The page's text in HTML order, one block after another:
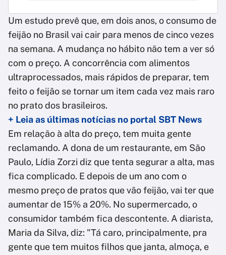
Um estudo prevê que, em dois anos, o consumo de
feijão no Brasil vai cair para menos de cinco vezes
na semana. A mudança no hábito não tem a ver só
com o preço. A concorrência com alimentos
ultraprocessados, mais rápidos de preparar, tem
feito o feijão se tornar um item cada vez mais raro
no prato dos brasileiros.
+ Leia as últimas notícias no portal SBT News
Em relação à alta do preço, tem muita gente
reclamando. A dona de um restaurante, em São
Paulo, Lídia Zorzi diz que tenta segurar a alta, mas
fica complicado. E depois de um ano com o
mesmo preço de pratos que vão feijão, vai ter que
aumentar de 15% a 20%. No supermercado, o
consumidor também fica descontente. A diarista,
Maria da Silva, diz: "Tá caro, principalmente, pra
gente que tem muitos filhos que janta, almoça, e